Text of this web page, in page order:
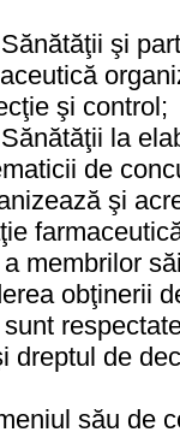
şi
şi control;
la
de
şi
membrilor
obţinerii
dreptul de
său de